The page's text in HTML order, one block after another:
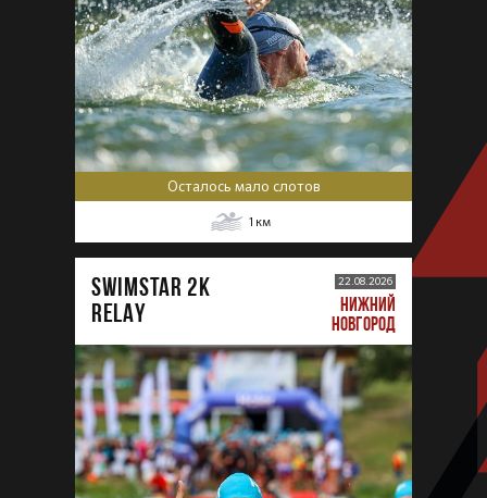
Осталось мало слотов
1 км
SWIMSTAR 2K
RELAY
22.08.2026
НИЖНИЙ
НОВГОРОД